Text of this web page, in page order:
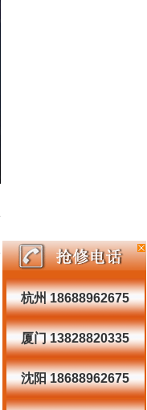
杭州 18688962675
厦门 13828820335
沈阳 18688962675